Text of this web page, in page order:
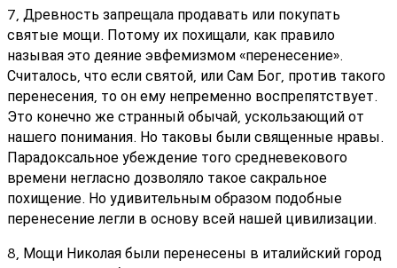
7, Древность запрещала продавать или покупать
святые мощи. Потому их похищали, как правило
называя это деяние эвфемизмом «перенесение».
Считалось, что если святой, или Сам Бог, против такого
перенесения, то он ему непременно воспрепятствует.
Это конечно же странный обычай, ускользающий от
нашего понимания. Но таковы были священные нравы.
Парадоксальное убеждение того средневекового
времени негласно дозволяло такое сакральное
похищение. Но удивительным образом подобные
перенесение легли в основу всей нашей цивилизации.
8, Мощи Николая были перенесены в италийский город